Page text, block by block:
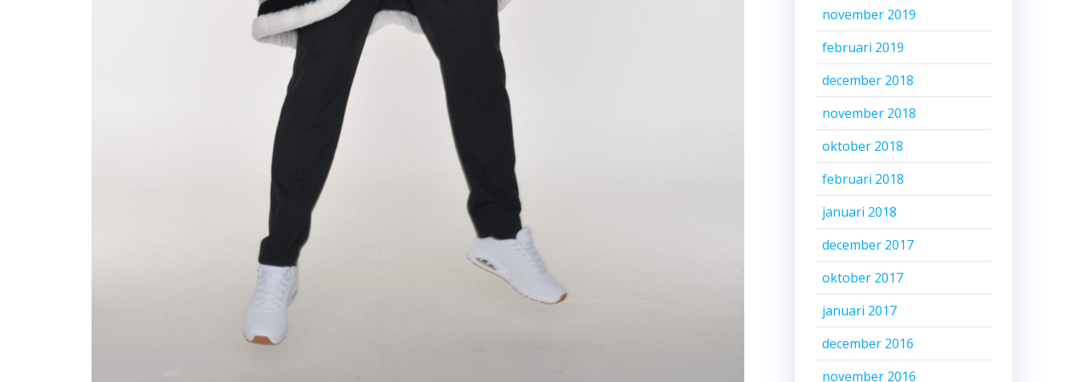
november 2019
februari 2019
december 2018
november 2018
oktober 2018
februari 2018
januari 2018
december 2017
oktober 2017
januari 2017
december 2016
november 2016